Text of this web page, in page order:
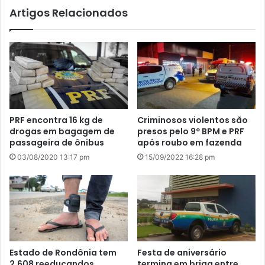
Artigos Relacionados
PRF encontra 16 kg de
drogas em bagagem de
passageira de ônibus
03/08/2020 13:17 pm
Criminosos violentos são
presos pelo 9º BPM e PRF
após roubo em fazenda
15/09/2022 16:28 pm
Estado de Rondônia tem
Festa de aniversário